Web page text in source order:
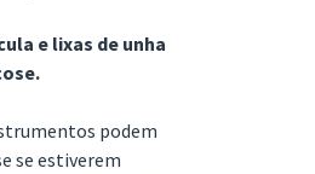
e lixas de unha
podem
se estiverem